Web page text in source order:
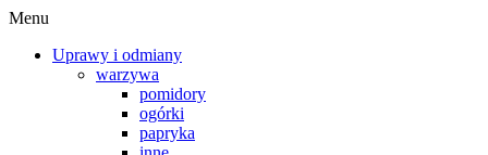
Menu
Uprawy i odmiany
warzywa
pomidory
ogórki
papryka